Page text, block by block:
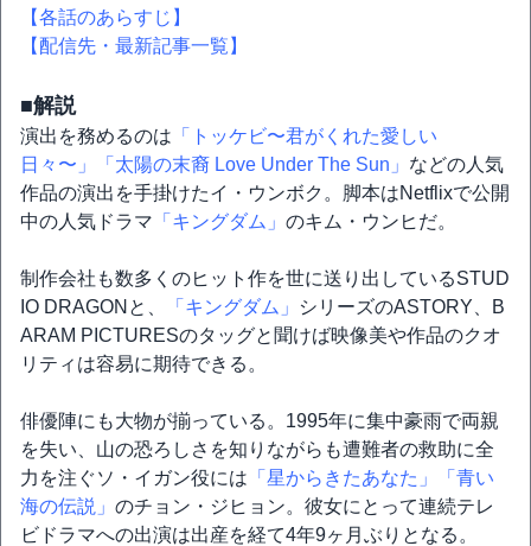
【各話のあらすじ】
【配信先・最新記事一覧】
■解説
演出を務めるのは 「トッケビ〜君がくれた愛しい
日々〜」
「太陽の末裔 Love Under The Sun」 などの人気
作品の演出を手掛けたイ・ウンボク。脚本はNetflixで公開
中の人気ドラマ 「キングダム」 のキム・ウンヒだ。
制作会社も数多くのヒット作を世に送り出しているSTUD
IO DRAGONと、
「キングダム」
シリーズのASTORY、B
ARAM PICTURESのタッグと聞けば映像美や作品のクオ
リティは容易に期待できる。
俳優陣にも大物が揃っている。1995年に集中豪雨で両親
を失い、山の恐ろしさを知りながらも遭難者の救助に全
力を注ぐソ・イガン役には 「星からきたあなた」
「青い
海の伝説」 のチョン・ジヒョン。彼女にとって連続テレ
ビドラマへの出演は出産を経て4年9ヶ月ぶりとなる。